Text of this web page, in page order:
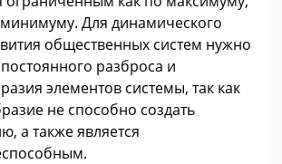
Для динамического
общественных систем нужно
разброса и
элементов системы, так как
не способно создать
а также является